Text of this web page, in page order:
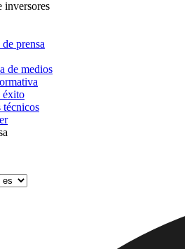
prensa
de medios
éxito